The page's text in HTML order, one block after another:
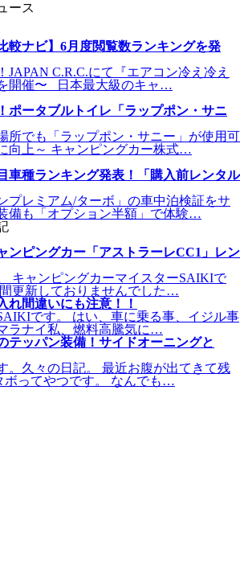
ース
較ナビ】6月度閲覧数ランキングを発
JAPAN C.R.C.にて『エアコン冷え冷え
開催〜 日本最大級のキャ…
ポータブルトイレ「ラップポン・サニ
所でも「ラップポン・サニー」が使用可
向上～ キャンピングカー株式…
車種ランキング発表！「購入前レンタル
プレミアム/ターボ」の車中泊検証をサ
備も「オプション半額」で体験…
ンピングカー「アストラーレCC1」レン
キャンピングカーマイスターSAIKIで
更新しておりませんでした…
れ間違いにも注意！！
です。 はい、車に乗る事、イジル事
ラナイ私、燃料高騰気に…
テッパン装備！サイドオーニングと
。久々の日記。 最近お腹が出てきて残
ボってやつです。 なんでも…